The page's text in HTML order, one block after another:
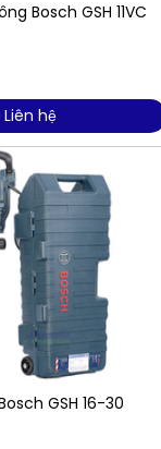
Bosch GSH 11VC
Liên hệ
GSH 16-30